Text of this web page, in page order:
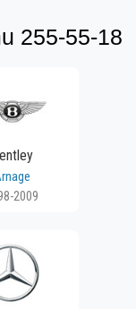
255-55-18
2009